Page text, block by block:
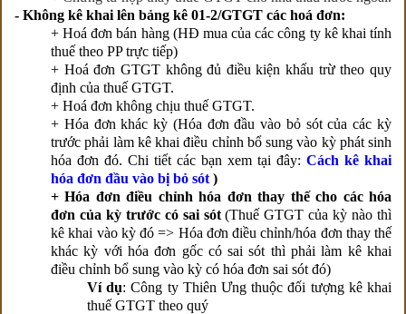
- Không kê khai lên bảng kê 01-2/GTGT các hoá đơn:
+ Hoá đơn bán hàng (HĐ mua của các công ty kê khai tính
thuế theo PP trực tiếp)
+ Hoá đơn GTGT không đủ điều kiện khấu trừ theo quy
định của thuế GTGT.
+ Hoá đơn không chịu thuế GTGT.
+ Hóa đơn khác kỳ (Hóa đơn đầu vào bỏ sót của các kỳ
trước phải làm kê khai điều chỉnh bổ sung vào kỳ phát sinh
hóa đơn đó. Chi tiết các bạn xem tại đây: Cách kê khai
hóa đơn đầu vào bị bỏ sót )
+ Hóa đơn điều chỉnh hóa đơn thay thế cho các hóa
đơn của kỳ trước có sai sót(Thuế GTGT của kỳ nào thì
kê khai vào kỳ đó => Hóa đơn điều chỉnh/hóa đơn thay thế
khác kỳ với hóa đơn gốc có sai sót thì phảilàm kê khai
điều chỉnh bổ sung vào kỳ có hóa đơn sai sót đó)
Ví dụ: Công ty Thiên Ưng thuộc đối tượng kê khai
thuế GTGT theo quý